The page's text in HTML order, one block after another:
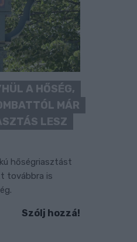
A HŐSÉG,
MÁR
LESZ
hőségriasztást
továbbra is
Szólj hozzá!